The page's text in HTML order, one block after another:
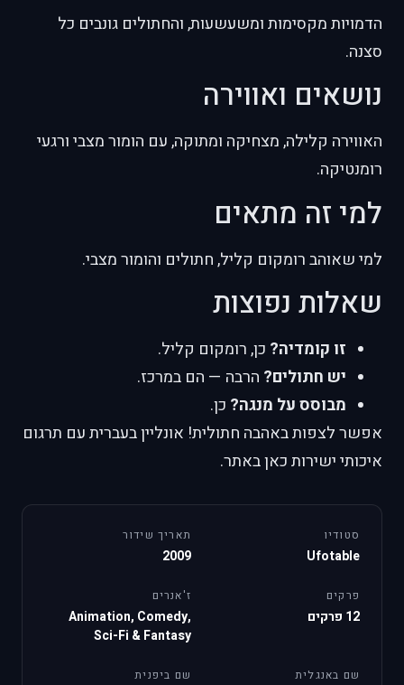
הדמויות מקסימות ומשעשעות, והחתולים גונבים כל
סצנה.
נושאים ואווירה
האווירה קלילה, מצחיקה ומתוקה, עם הומור מצבי ורגעי
רומנטיקה.
למי זה מתאים
למי שאוהב רומקום קליל, חתולים והומור מצבי.
שאלות נפוצות
זו קומדיה? כן, רומקום קליל.
יש חתולים? הרבה — הם במרכז.
מבוסס על מנגה? כן.
אפשר לצפות באהבה חתולית! אונליין בעברית עם תרגום
איכותי ישירות כאן באתר.
סטודיו
Ufotable
תאריך שידור
2009
פרקים
12 פרקים
ז'אנרים
Animation, Comedy,
Sci-Fi & Fantasy
שם באנגלית שם ביפנית